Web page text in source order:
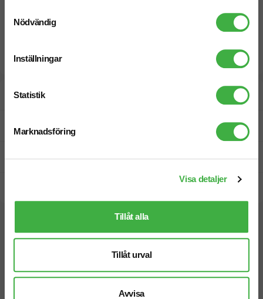
Nödvändig
Inställningar
Statistik
Marknadsföring
Visa detaljer
Tillåt alla
Tillåt urval
Avvisa
Designskiss inom 1 h
Fri offert
Prisgaranti
Vi hjälper dig gärna!